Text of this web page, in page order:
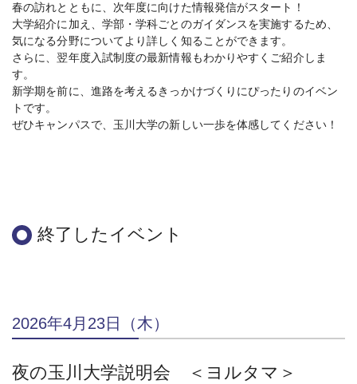
春の訪れとともに、次年度に向けた情報発信がスタート！
大学紹介に加え、学部・学科ごとのガイダンスを実施するため、
気になる分野についてより詳しく知ることができます。
さらに、翌年度入試制度の最新情報もわかりやすくご紹介しま
す。
新学期を前に、進路を考えるきっかけづくりにぴったりのイベン
トです。
ぜひキャンパスで、玉川大学の新しい一歩を体感してください！
終了したイベント
2026年4月23日（木）
夜の玉川大学説明会 ＜ヨルタマ＞